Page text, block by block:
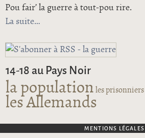
Pou fair’ la guerre à tout-pou rire.
La suitede L’ petiote guerre
14-18 au Pays Noir
la population les prisonniers
les Allemands
MENTIONS LÉGALES